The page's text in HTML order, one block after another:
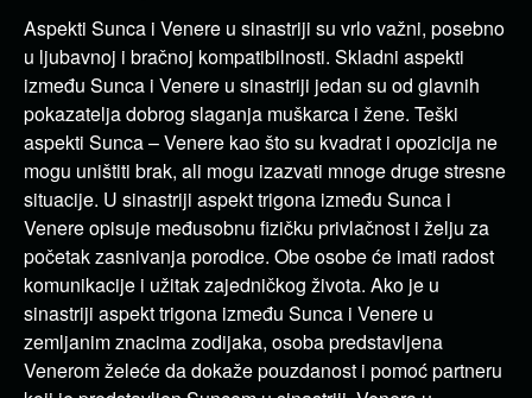
Aspekti Sunca i Venere u sinastriji su vrlo važni, posebno
u ljubavnoj i bračnoj kompatibilnosti. Skladni aspekti
između Sunca i Venere u sinastriji jedan su od glavnih
pokazatelja dobrog slaganja muškarca i žene. Teški
aspekti Sunca – Venere kao što su kvadrat i opozicija ne
mogu uništiti brak, ali mogu izazvati mnoge druge stresne
situacije. U sinastriji aspekt trigona između Sunca i
Venere opisuje međusobnu fizičku privlačnost i želju za
početak zasnivanja porodice. Obe osobe će imati radost
komunikacije i užitak zajedničkog života. Ako je u
sinastriji aspekt trigona između Sunca i Venere u
zemljanim znacima zodijaka, osoba predstavljena
Venerom želeće da dokaže pouzdanost i pomoć partneru